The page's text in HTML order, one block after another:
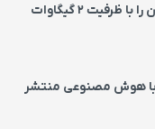
چین بزرگ‌ترین مرکز داده جهان را با ظرفیت ۲ گیگاوات
با هوش مصنوعی منتشر